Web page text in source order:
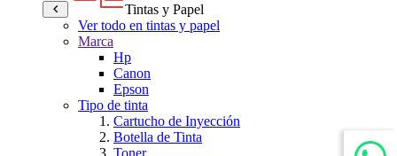
Tintas y Papel
Ver todo en tintas y papel
Marca
Hp
Canon
Epson
Tipo de tinta
Cartucho de Inyección
Botella de Tinta
Toner